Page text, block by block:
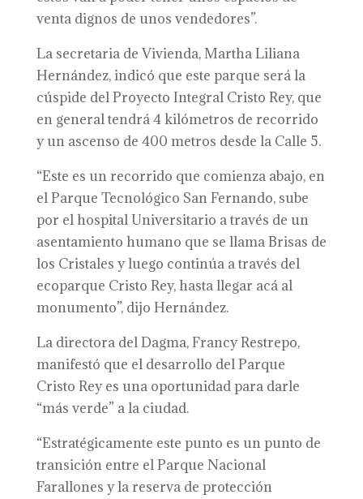
venta dignos de unos vendedores”.
La secretaria de Vivienda, Martha Liliana
Hernández, indicó que este parque será la
cúspide del Proyecto Integral Cristo Rey, que
en general tendrá 4 kilómetros de recorrido
y un ascenso de 400 metros desde la Calle 5.
“Este es un recorrido que comienza abajo, en
el Parque Tecnológico San Fernando, sube
por el hospital Universitario a través de un
asentamiento humano que se llama Brisas de
los Cristales y luego continúa a través del
ecoparque Cristo Rey, hasta llegar acá al
monumento”, dijo Hernández.
La directora del Dagma, Francy Restrepo,
manifestó que el desarrollo del Parque
Cristo Rey es una oportunidad para darle
“más verde” a la ciudad.
“Estratégicamente este punto es un punto de
transición entre el Parque Nacional
Farallones y la reserva de protección